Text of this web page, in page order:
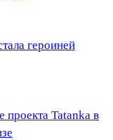
героиней
проекта Tatanka в